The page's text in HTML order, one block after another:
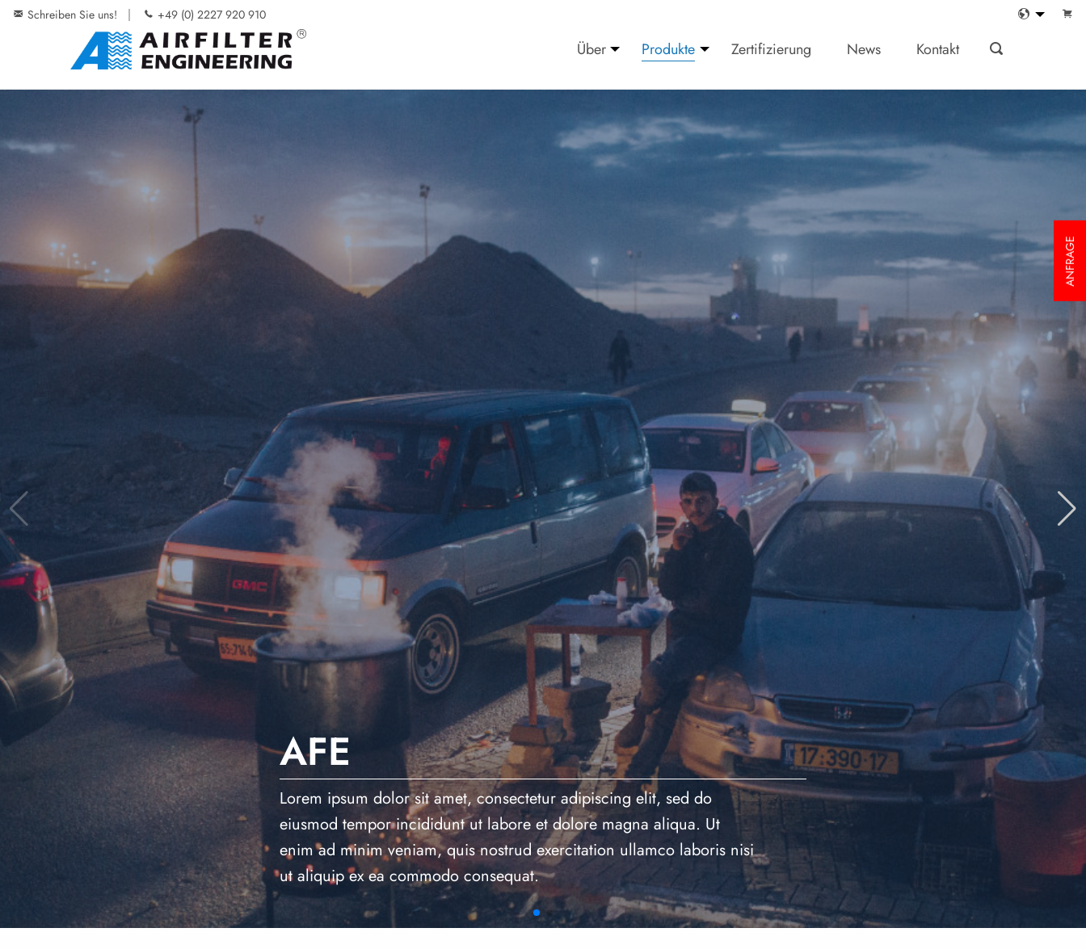
Schreiben Sie uns! +49 (0) 2227 920 910
Über Produkte Zertifizierung News Kontakt
AFE
Lorem ipsum dolor sit amet, consectetur adipiscing elit, sed do
eiusmod tempor incididunt ut labore et dolore magna aliqua. Ut
enim ad minim veniam, quis nostrud exercitation ullamco laboris nisi
ut aliquip ex ea commodo consequat.
ANFRAGE